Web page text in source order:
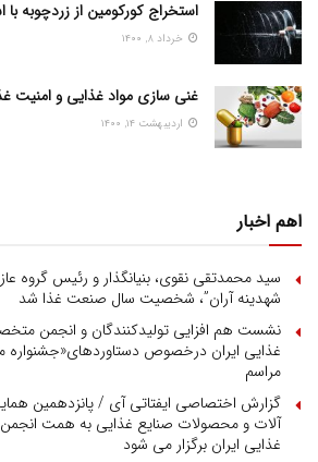
استخراج کورکومین از زردچوبه با
خرداد ۸, ۱۴۰۰
غنی سازی مواد غذایی و امنیت
اردیبهشت ۱۴, ۱۴۰۰
اهم اخبار
سید محمدتقی نقوی، بنیانگذار و رئیس گروه
شهدینه آران”، شخصیت سال صنعت غذا شد
نشست هم افزایی تولیدکنندگان و انجمن
غذایی ایران درخصوص دستاوردهای«جشنواره
مراسم
گزارش اختصاصی ایفتاتی آی / پانزدهمین
آلات و محصولات صنایع غذایی به همت
غذایی ایران برگزار می شود